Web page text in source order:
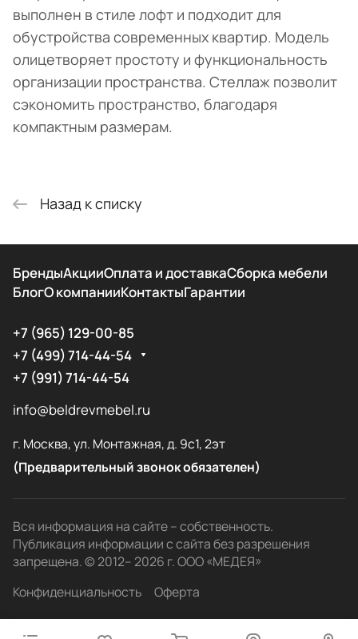
выполнен в стиле лофт и подходит для
обустройства современных квартир. Модель
олицетворяет простоту и функциональность
организации пространства. Стеллаж позволит
сэкономить пространство, благодаря
компактным размерам.
Назад к списку
БрендыАкцииОплата и доставкаСборка мебели
БлогО компанииКонтактыГарантии
+7 (965) 129-00-85
+7 (499) 714-44-54
+7 (991) 714-44-54
info@beldrevmebel.ru
г. Москва, ул. Монтажная, д. 9с1, 2эт
(Предварительный звонок обязателен)
Вся информация на сайте – собственность.
Публикация информации с сайта без разрешения
запрещена. © 2012– 2026 г. ООО «МЕДЕЯ»
Конфиденциальность
Оферта